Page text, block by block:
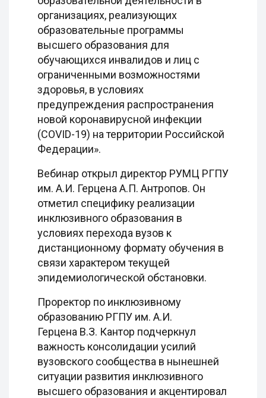
организациях, реализующих
образовательные программы
высшего образования для
обучающихся инвалидов и лиц с
ограниченными возможностями
здоровья, в условиях
предупреждения распространения
новой коронавирусной инфекции
(COVID-19) на территории Российской
Федерации».
Вебинар открыл директор РУМЦ РГПУ
им. А.И. Герцена А.П. Антропов. Он
отметил специфику реализации
инклюзивного образования в
условиях перехода вузов к
дистанционному формату обучения в
связи характером текущей
эпидемиологической обстановки.
Проректор по инклюзивному
образованию РГПУ им. А.И.
Герцена В.З. Кантор подчеркнул
важность консолидации усилий
вузовского сообщества в нынешней
ситуации развития инклюзивного
высшего образования и акцентировал